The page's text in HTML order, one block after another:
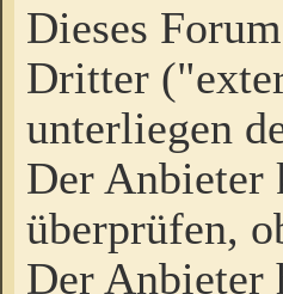
Dieses
Dritter
unterliegen
Der Anbieter
überprüfen,
Der Anbieter